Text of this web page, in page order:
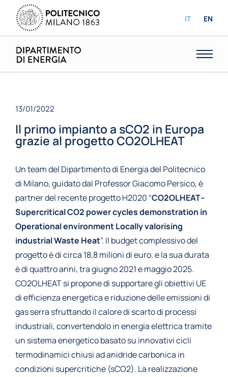
IT EN
13/01/2022
Il primo impianto a sCO2 in Europa
grazie al progetto CO2OLHEAT
Un team del Dipartimento di Energia del Politecnico
di Milano, guidato dal Professor Giacomo Persico, è
partner del recente progetto H2020 “CO2OLHEAT–
Supercritical CO2 power cycles demonstration in
Operational environment Locally valorising
industrial Waste Heat”. Il budget complessivo del
progetto è di circa 18,8 milioni di euro. e la sua durata
è di quattro anni, tra giugno 2021 e maggio 2025.
CO2OLHEAT si propone di supportare gli obiettivi UE
di efficienza energetica e riduzione delle emissioni di
gas serra sfruttando il calore di scarto di processi
industriali, convertendolo in energia elettrica tramite
un sistema energetico basato su innovativi cicli
termodinamici chiusi ad anidride carbonica in
condizioni supercritiche (sCO2). La realizzazione